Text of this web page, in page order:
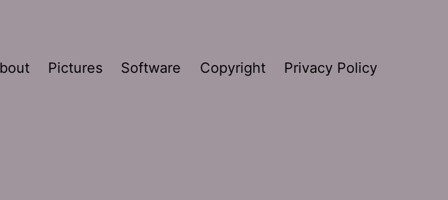
Pictures Software Copyright Privacy Policy